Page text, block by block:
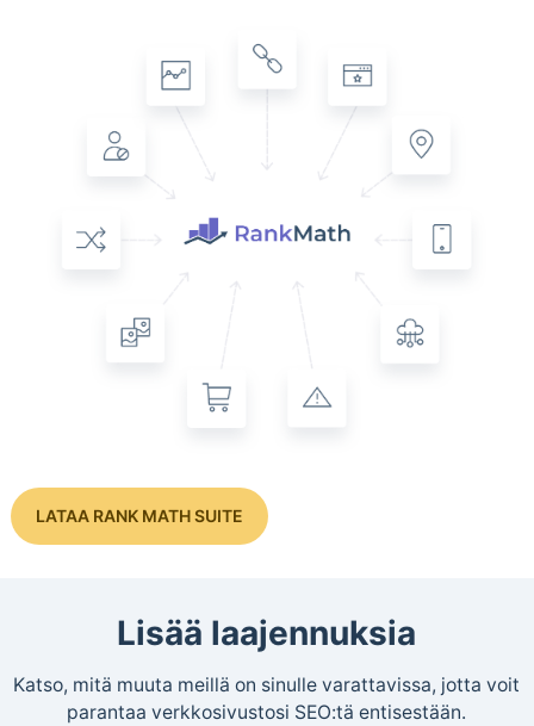
LATAA RANK MATH SUITE
Lisää laajennuksia
Katso, mitä muuta meillä on sinulle varattavissa, jotta voit
parantaa verkkosivustosi SEO:tä entisestään.